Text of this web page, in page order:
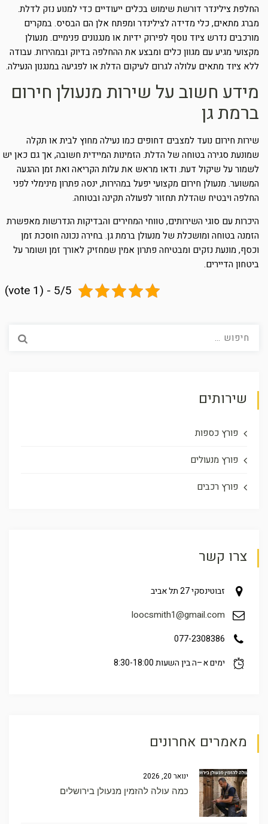
החלפת צילינדר דורשת שימוש בכלים ייעודיים כדי למנוע נזק לדלת.
מברג מתאים, כלי מדידה לצילינדר ומפתח אלן הם הבסיס. במקרים
מורכבים נדרש ציוד נוסף לפירוק ידיות או מנגנונים פנימיים. מנעולן
מקצועי מגיע עם מגוון כלים ומבצע את ההחלפה בדיוק ובמהירות. עבודה
ללא ציוד מתאים עלולה לגרום לעיקום הדלת או לפגיעה במנגנון הנעילה.
מידע חשוב על שירות מנעולן חירום
ברמת גן
שירות חירום נועד למצבים דחופים כמו נעילה מחוץ לבית או תקלה
שמונעת סגירה בטוחה של הדלת. הזמינות המיידית חשובה, אך גם כאן יש
לשמור על שיקול דעת. ודאו מראש את עלות הקריאה ואת זמן ההגעה
המשוער. מנעולן חירום מקצועי יפעל במהירות, ינסה פתרון מינימלי לפני
החלפה ויבטיח שהדלת תחזור לפעולה תקינה ובטוחה.
היכרות עם סוגי השירותים, טווחי המחירים והבדיקות הנדרשות מאפשרת
הזמנה בטוחה ומושכלת של מנעולן ברמת גן. בחירה נכונה חוסכת זמן
וכסף, מונעת נזקים ומבטיחה פתרון אמין שמחזיק לאורך זמן ושומר על
ביטחון הדיירים.
5/5 - (1 vote)
שירותים
פורץ כספות
פורץ מנעולים
פורץ רכבים
צרו קשר
זבוטינסקי 27 תל אביב
loocsmith1@gmail.com
077-2308386
ימים א–ה בין השעות 8:30-18:00
מאמרים אחרונים
ינואר 20, 2026
כמה עולה להזמין מנעולן בירושלים